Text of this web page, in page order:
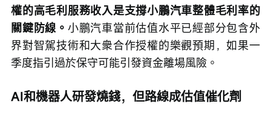
權的高毛利服務收入是支撐小鵬汽車整體毛利率的
關鍵防線。 小鵬汽車當前估值水平已經部分包含外
界對智駕技術和大衆合作授權的樂觀預期，如果一
季度指引過於保守可能引發資金離場風險。
AI和機器人研發燒錢，但路線成估值催化劑